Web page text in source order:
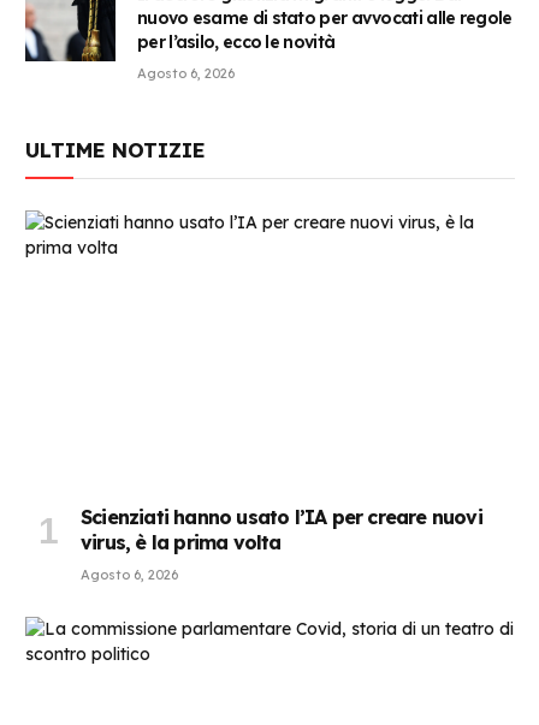
nuovo esame di stato per avvocati alle regole
per l’asilo, ecco le novità
Agosto 6, 2026
ULTIME NOTIZIE
Scienziati hanno usato l’IA per creare nuovi
virus, è la prima volta
Agosto 6, 2026